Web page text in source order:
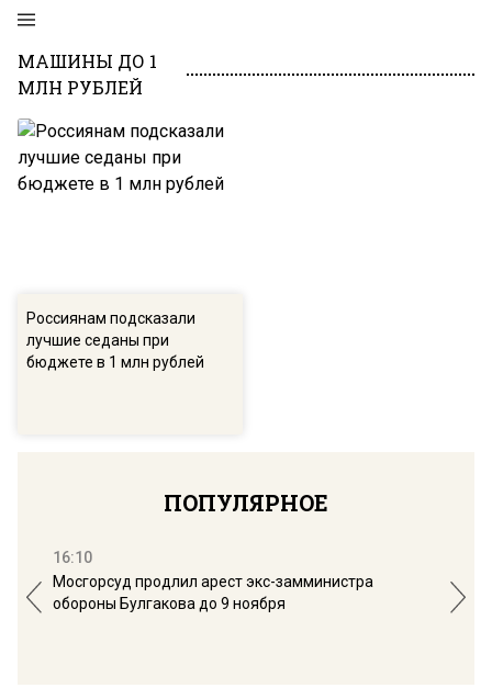
МАШИНЫ ДО 1
МЛН РУБЛЕЙ
Россиянам подсказали
лучшие седаны при
бюджете в 1 млн рублей
ПОПУЛЯРНОЕ
16:10
Мосгорсуд продлил арест экс-замминистра
обороны Булгакова до 9 ноября